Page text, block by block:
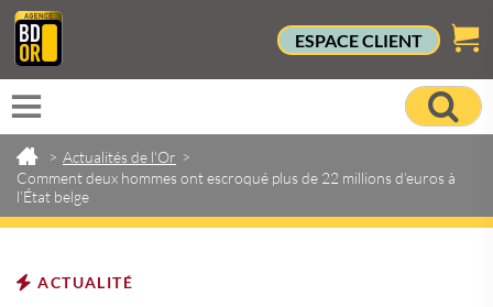
ESPACE CLIENT
> Actualités de l'Or >
Comment deux hommes ont escroqué plus de 22 millions d’euros à
l’État belge
ACTUALITÉ